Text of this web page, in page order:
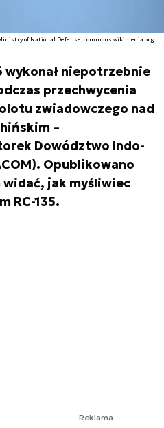
of National Defense, commons.wikimedia.org
wykonał niepotrzebnie
przechwycenia
zwiadowczego nad
–
Dowództwo Indo-
Opublikowano
jak myśliwiec
RC-135.
Reklama